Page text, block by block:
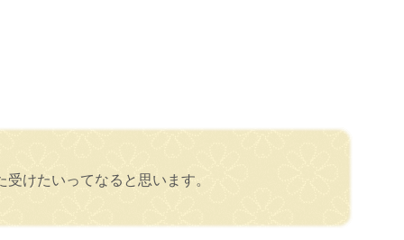
けたいってなると思います。